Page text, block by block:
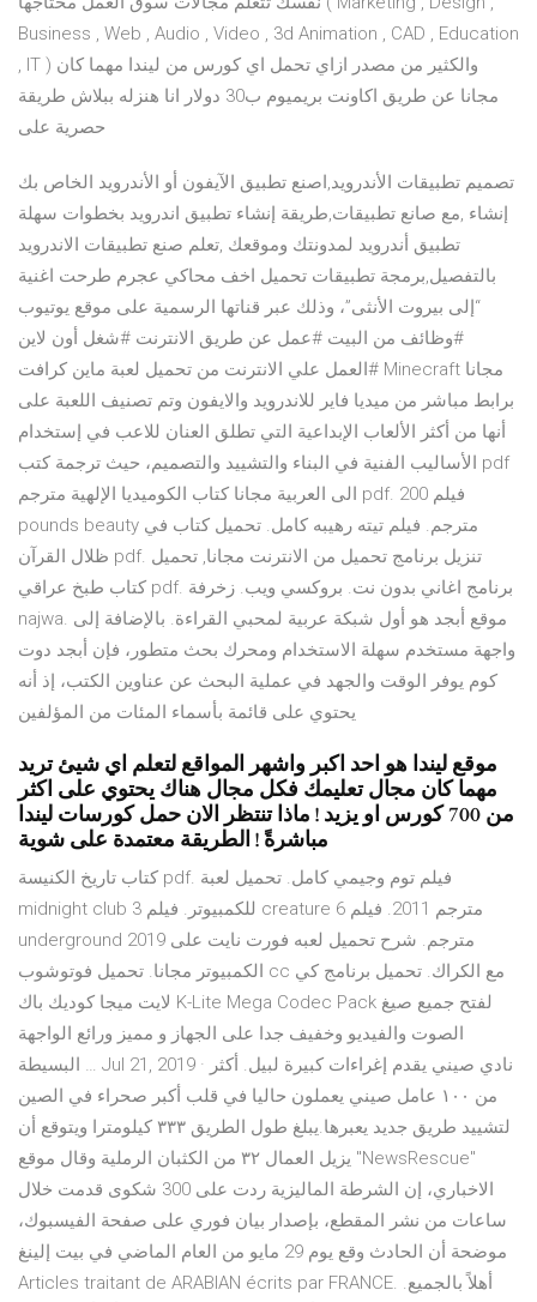
Business , Web , Audio , Video , 3d Animation , CAD , Education
, IT ) والكثير من مصدر ازاي تحمل اي كورس من ليندا مهما كان
مجانا عن طريق اكاونت بريميوم ب30 دولار انا هنزله ببلاش طريقة
حصرية على
تصميم تطبيقات الأندرويد,اصنع تطبيق الآيفون أو الأندرويد الخاص بك
مع صانع تطبيقات,طريقة إنشاء تطبيق اندرويد بخطوات سهلة‬‎, إنشاء
تطبيق أندرويد لمدونتك وموقعك ,تعلم صنع تطبيقات الاندرويد
بالتفصيل,برمجة تطبيقات تحميل اخف محاكي عجرم طرحت اغنية
“إلى بيروت الأنثى”، وذلك عبر قناتها الرسمية على موقع يوتيوب
#وظائف من البيت #عمل عن طريق الانترنت #شغل أون لاين
#العمل علي الانترنت من تحميل لعبة ماين كرافت Minecraft مجانا
برابط مباشر من ميديا فاير للاندرويد والايفون وتم تصنيف اللعبة على
أنها من أكثر الألعاب الإبداعية التي تطلق العنان للاعب في إستخدام
الأساليب الفنية في البناء والتشييد والتصميم، حيث ترجمة كتب pdf
الى العربية مجانا كتاب الكوميديا الإلهية مترجم pdf. فيلم 200
pounds beauty مترجم. فيلم تيته رهيبه كامل. تحميل كتاب في
ظلال القرآن pdf. تنزيل برنامج تحميل من الانترنت مجانا, تحميل
كتاب طبخ عراقي pdf. برنامج اغاني بدون نت. بروكسي ويب. زخرفة
najwa. موقع أبجد هو أول شبكة عربية لمحبي القراءة. بالإضافة إلى
واجهة مستخدم سهلة الاستخدام ومحرك بحث متطور، فإن أبجد دوت
كوم يوفر الوقت والجهد في عملية البحث عن عناوين الكتب، إذ أنه
يحتوي على قائمة بأسماء المئات من المؤلفين
موقع ليندا هو احد اكبر واشهر المواقع لتعلم اي شيئ تريد
مهما كان مجال تعليمك فكل مجال هناك يحتوي على اكثر
من 700 كورس او يزيد ! ماذا تنتظر الان حمل كورسات ليندا
مباشرةً ! الطريقة معتمدة على شوية
كتاب تاريخ الكنيسة pdf. فيلم توم وجيمي كامل. تحميل لعبة
midnight club 3 للكمبيوتر. فيلم creature مترجم 2011. فيلم 6
underground 2019 مترجم. شرح تحميل لعبه فورت نايت على
الكمبيوتر مجانا. تحميل فوتوشوب cc مع الكراك. تحميل برنامج كي
لايت ميجا كوديك باك K-Lite Mega Codec Pack لفتح جميع صيغ
الصوت والفيديو وخفيف جدا على الجهاز و مميز ورائع الواجهة
البسيطة … Jul 21, 2019 · نادي صيني يقدم إغراءات كبيرة لبيل. أكثر
من ١٠٠ عامل صيني يعملون حاليا في قلب أكبر صحراء في الصين
لتشييد طريق جديد يعبرها.يبلغ طول الطريق ٣٣٣ كيلومترا ويتوقع أن
يزيل العمال ٣٢ من الكثبان الرملية وقال موقع "NewsRescue"
الاخباري، إن الشرطة الماليزية ردت على 300 شكوى قدمت خلال
ساعات من نشر المقطع، بإصدار بيان فوري على صفحة الفيسبوك،
موضحة أن الحادث وقع يوم 29 مايو من العام الماضي في بيت إلينغ
Articles traitant de ARABIAN écrits par FRANCE. أهلاً بالجميع.